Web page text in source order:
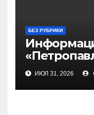
БЕЗ РУБРИКИ
Тепловые
полугодие
ИЮЛ 31, 2026